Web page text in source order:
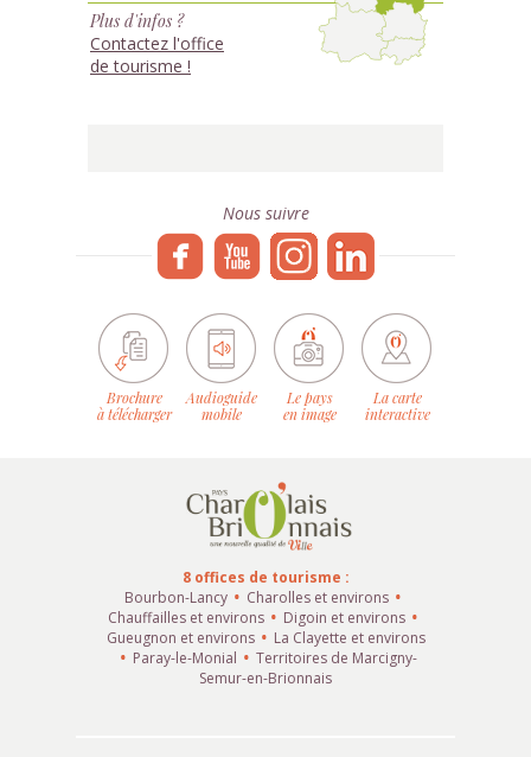
Plus d'infos ?
Contactez l'office
de tourisme !
Nous suivre
Brochure
à télécharger
Audioguide
mobile
Le pays
en image
La carte
interactive
8 offices de tourisme :
Bourbon-Lancy
Charolles et environs
Chauffailles et environs
Digoin et environs
Gueugnon et environs
La Clayette et environs
Paray-le-Monial
Territoires de Marcigny-
Semur-en-Brionnais